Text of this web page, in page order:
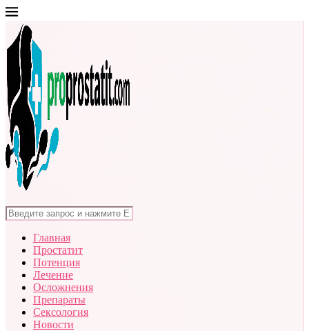
Главная
Простатит
Потенция
Лечение
Осложнения
Препараты
Сексология
Новости